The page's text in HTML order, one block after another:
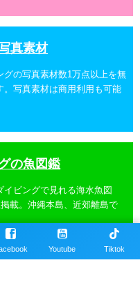
真素材
グの写真素材数1万点以上を無
。写真素材は商用利用も可能
の魚図鑑
イビングで見れる海水魚図
載。沖縄本島、近郊離島で
Youtube Tiktok